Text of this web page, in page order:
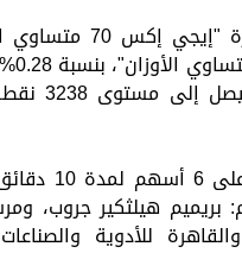
وزاد مؤشر
هيلثكير جروب،
للأدوية